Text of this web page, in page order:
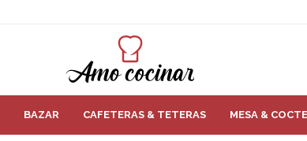
BAZAR CAFETERAS & TETERAS MESA &